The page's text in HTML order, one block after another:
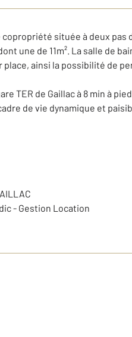
située à deux pas
une de 11m². La salle de
place, ainsi la possibilité de
TER de Gaillac à 8 min à
de vie dynamique et
- Gestion Location